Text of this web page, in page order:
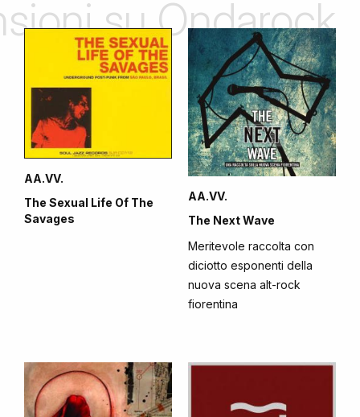
su Ondarock
AA.VV.
The Sexual Life Of The
Savages
AA.VV.
The Next Wave
Meritevole raccolta con
diciotto esponenti della
nuova scena alt-rock
fiorentina